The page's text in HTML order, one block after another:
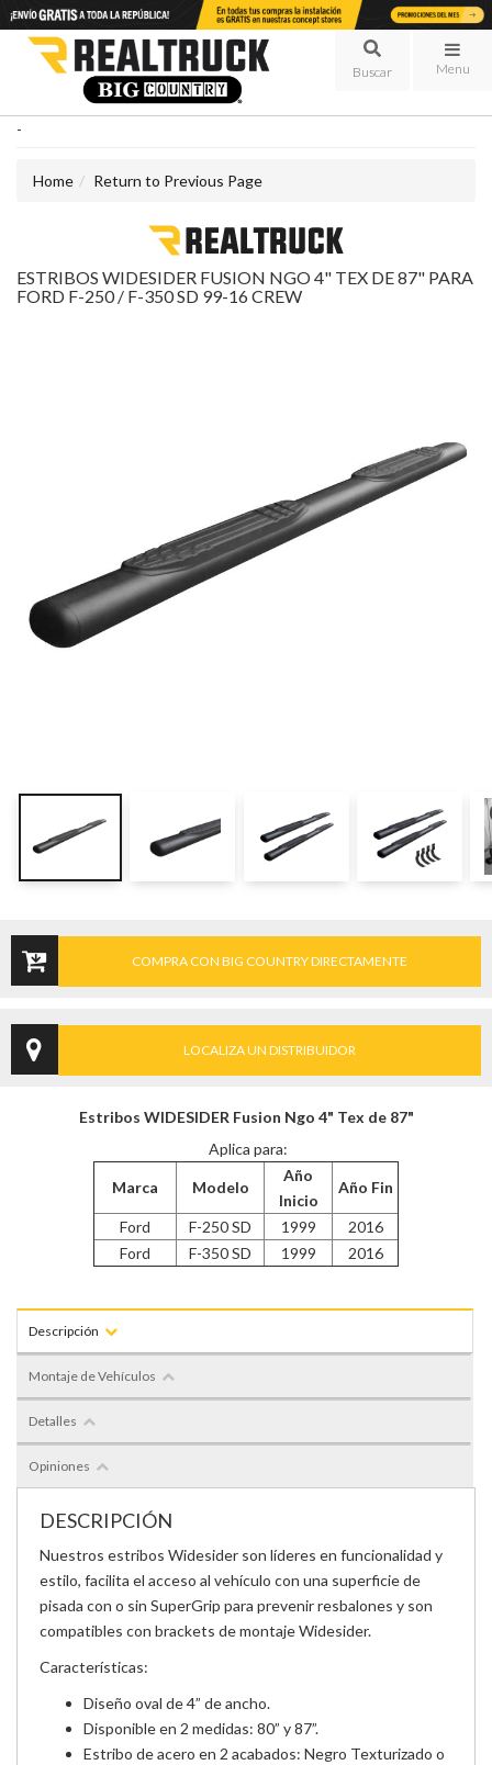
Menu
-
Home Return to Previous Page
ESTRIBOS WIDESIDER FUSION NGO 4" TEX DE 87" PARA
FORD F-250 / F-350 SD 99-16 CREW
COMPRA CON BIG COUNTRY DIRECTAMENTE
LOCALIZA UN DISTRIBUIDOR
Estribos WIDESIDER Fusion Ngo 4" Tex de 87"
Aplica para:
Marca Modelo
Año
Inicio
Año Fin
Ford F-250 SD 1999
2016
Ford
F-350 SD 1999 2016
Descripción
Montaje de Vehículos
Detalles
Opiniones
DESCRIPCIÓN
Nuestros estribos Widesider son líderes en funcionalidad y
estilo, facilita el acceso al vehículo con una superficie de
pisada con o sin SuperGrip para prevenir resbalones y son
compatibles con brackets de montaje Widesider.
Características:
Diseño oval de 4” de ancho.
Disponible en 2 medidas: 80” y 87”.
Estribo de acero en 2 acabados: Negro Texturizado o